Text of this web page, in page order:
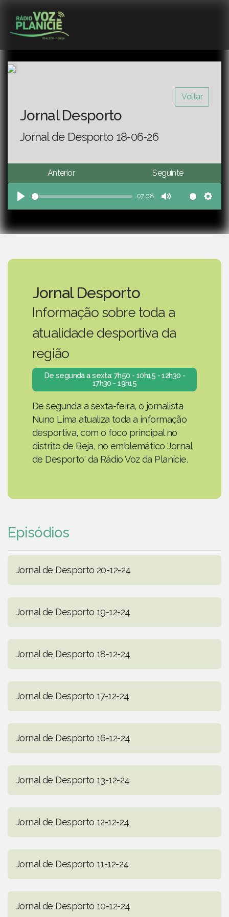
Voltar
Jornal Desporto
Jornal de Desporto 18-06-26
Anterior Seguinte
Play
07:08
Mute
Jornal Desporto
Informação sobre toda a
atualidade desportiva da
região
De segunda a sexta: 7h50 - 10h15 - 12h30 -
17h30 - 19h15
De segunda a sexta-feira, o jornalista
Nuno Lima atualiza toda a informação
desportiva, com o foco principal no
distrito de Beja, no emblemático 'Jornal
de Desporto' da Rádio Voz da Planície.
Episódios
Jornal de Desporto 20-12-24
Jornal de Desporto 19-12-24
Jornal de Desporto 18-12-24
Jornal de Desporto 17-12-24
Jornal de Desporto 16-12-24
Jornal de Desporto 13-12-24
Jornal de Desporto 12-12-24
Jornal de Desporto 11-12-24
Jornal de Desporto 10-12-24